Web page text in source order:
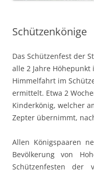
Schützenkönige
Das Schützenfest der
alle 2 Jahre
Himmelfahrt im
ermittelt. Etwa 2
Kinderkönig, welcher
Zepter übernimmt,
Allen Königspaaren
Bevölkerung von
Schützenfesten der